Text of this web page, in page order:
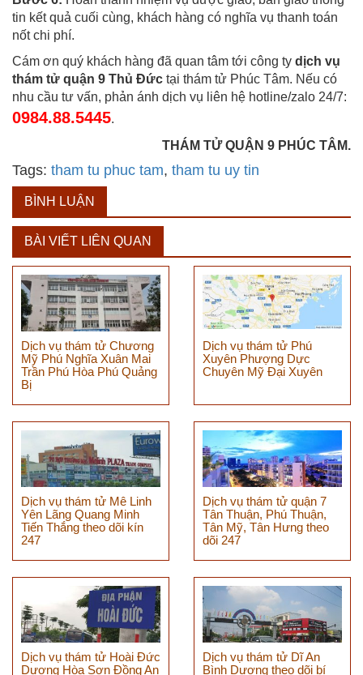
tin kết quả cuối cùng, khách hàng có nghĩa vụ thanh toán
nốt chi phí.
Cám ơn quý khách hàng đã quan tâm tới công ty dịch vụ
thám tử quận 9 Thủ Đức tại thám tử Phúc Tâm. Nếu có
nhu cầu tư vấn, phản ánh dịch vụ liên hệ hotline/zalo 24/7:
0984.88.5445.
THÁM TỬ QUẬN 9 PHÚC TÂM.
Tags: tham tu phuc tam, tham tu uy tin
BÌNH LUẬN
BÀI VIẾT LIÊN QUAN
Dịch vụ thám tử Chương
Mỹ Phú Nghĩa Xuân Mai
Trần Phú Hòa Phú Quảng
Bị
Dịch vụ thám tử Phú
Xuyên Phượng Dực
Chuyên Mỹ Đại Xuyên
Dịch vụ thám tử Mê Linh
Yên Lãng Quang Minh
Tiến Thắng theo dõi kín
247
Dịch vụ thám tử quận 7
Tân Thuận, Phú Thuận,
Tân Mỹ, Tân Hưng theo
dõi 247
Dịch vụ thám tử Hoài Đức
Dương Hòa Sơn Đồng An
Dịch vụ thám tử Dĩ An
Bình Dương theo dõi bí